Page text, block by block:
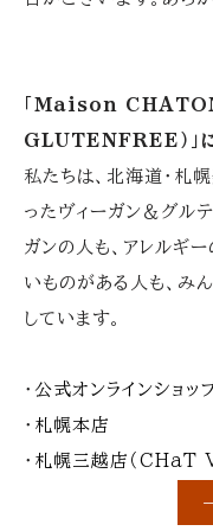
「Maison
GLUTENFREE）」
私たちは、北海道・札
ったヴィーガン＆グル
ガンの人も、アレルギ
いものがある人も、み
しています。
・ 公式オンラインショッ
・ 札幌本店
・ 札幌三越店（